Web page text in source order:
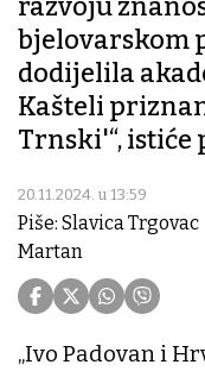
razvoju
bjelovarskom
dodijelila
Kašteli
Trnski'“,
20.11.2024. u 13:59
Piše: Slavica Trgovac
Martan
„Ivo Padovan i